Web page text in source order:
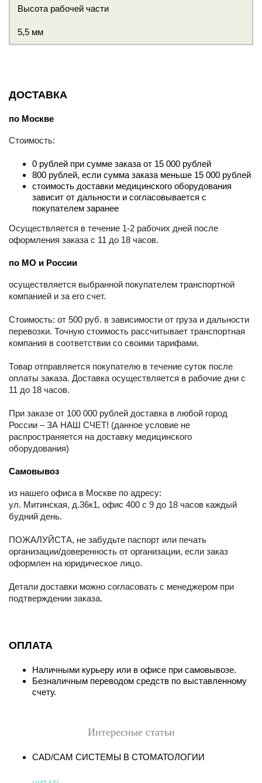
Высота рабочей части
5,5 мм
ДОСТАВКА
по Москве
Стоимость:
0 рублей при сумме заказа от 15 000 рублей
800 рублей, если сумма заказа меньше 15 000 рублей
стоимость доставки медицинского оборудования
зависит от дальности и согласовывается с
покупателем заранее
Осуществляется в течение 1-2 рабочих дней после
оформления заказа с 11 до 18 часов.
по МО и России
осуществляется выбранной покупателем транспортной
компанией и за его счет.
Стоимость: от 500 руб. в зависимости от груза и дальности
перевозки. Точную стоимость рассчитывает транспортная
компания в соответствии со своими тарифами.
Товар отправляется покупателю в течение суток после
оплаты заказа. Доставка осуществляется в рабочие дни с
11 до 18 часов.
При заказе от 100 000 рублей доставка в любой город
России – ЗА НАШ СЧЕТ! (данное условие не
распространяется на доставку медицинского
оборудования)
Самовывоз
из нашего офиса в Москве по адресу:
ул. Митинская, д.36к1, офис 400 с 9 до 18 часов каждый
будний день.
ПОЖАЛУЙСТА, не забудьте паспорт или печать
организации/доверенность от организации, если заказ
оформлен на юридическое лицо.
Детали доставки можно согласовать с менеджером при
подтверждении заказа.
ОПЛАТА
Наличными курьеру или в офисе при самовывозе.
Безналичным переводом средств по выставленному
счету.
Интересные статьи
CAD/CAM СИСТЕМЫ В СТОМАТОЛОГИИ